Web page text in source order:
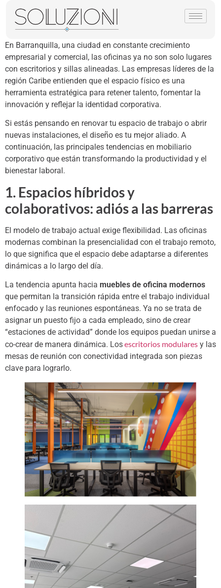
En Barranquilla, una ciudad en constante crecimiento
empresarial y comercial, las oficinas ya no son solo lugares
con escritorios y sillas alineadas. Las empresas líderes de la
región Caribe entienden que el espacio físico es una
herramienta estratégica para retener talento, fomentar la
innovación y reflejar la identidad corporativa.
Si estás pensando en renovar tu espacio de trabajo o abrir
nuevas instalaciones, el diseño es tu mejor aliado. A
continuación, las principales tendencias en mobiliario
corporativo que están transformando la productividad y el
bienestar laboral.
1. Espacios híbridos y
colaborativos: adiós a las barreras
El modelo de trabajo actual exige flexibilidad. Las oficinas
modernas combinan la presencialidad con el trabajo remoto,
lo que significa que el espacio debe adaptarse a diferentes
dinámicas a lo largo del día.
La tendencia apunta hacia muebles de oficina modernos
que permitan la transición rápida entre el trabajo individual
enfocado y las reuniones espontáneas. Ya no se trata de
asignar un puesto fijo a cada empleado, sino de crear
“estaciones de actividad” donde los equipos puedan unirse a
co-crear de manera dinámica. Losescritorios modulares y las
mesas de reunión con conectividad integrada son piezas
clave para lograrlo.